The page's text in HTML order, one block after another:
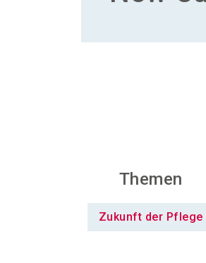
Themen
Zukunft der Pflege